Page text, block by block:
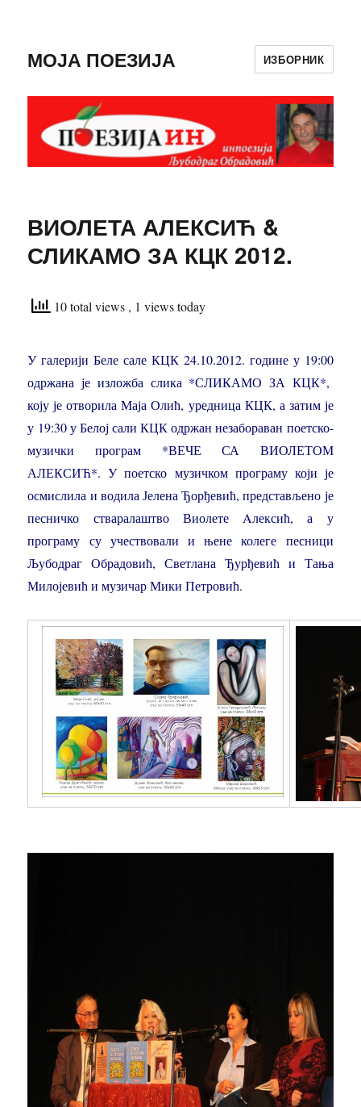
МОЈА ПОЕЗИЈА ИЗБОРНИК
ВИОЛЕТА АЛЕКСИЋ &
СЛИКАМО ЗА КЦК 2012.
10 total views , 1 views today
У галерији Беле сале КЦК 24.10.2012. године у 19:00
одржана је изложба слика *СЛИКАМО ЗА КЦК*,
коју је отворила Маја Олић, уредница КЦК, а затим је
у 19:30 у Белој сали КЦК одржан незабораван поетско-
музички програм *ВЕЧЕ СА ВИОЛЕТОМ
АЛЕКСИЋ*. У поетско музичком програму који је
осмислила и водила Јелена Ђорђевић, представљено је
песничко стваралаштво Виолете Aлексић, а у
програму су учествовали и њене колеге песници
Љубодраг Обрадовић, Светлана Ђурђевић и Тања
Милојевић и музичар Мики Петровић.